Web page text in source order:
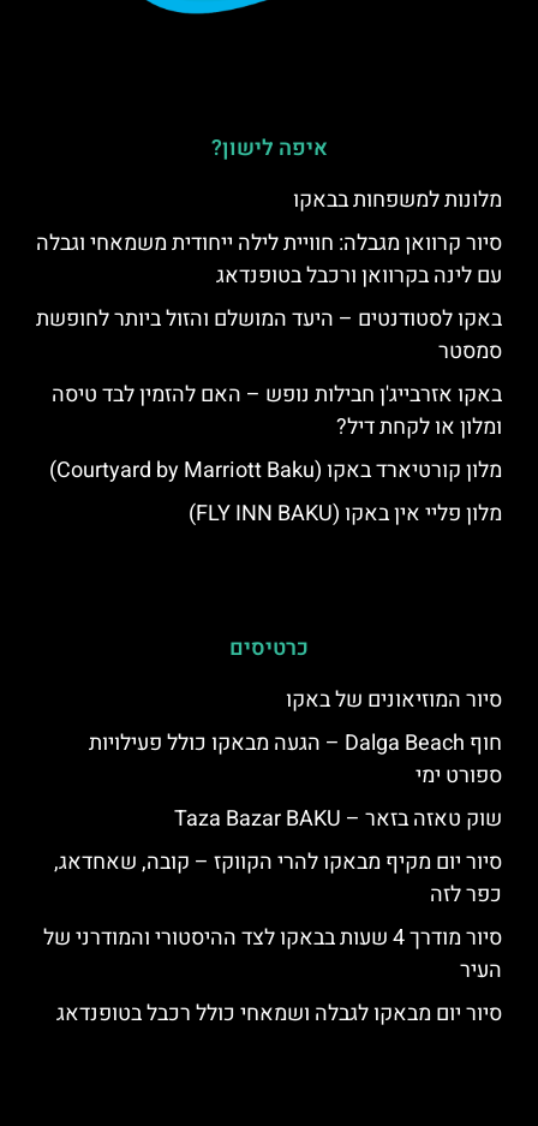
איפה לישון?
מלונות למשפחות בבאקו
סיור קרוואן מגבלה: חוויית לילה ייחודית משמאחי וגבלה
עם לינה בקרוואן ורכבל בטופנדאג
באקו לסטודנטים – היעד המושלם והזול ביותר לחופשת
סמסטר
באקו אזרבייג'ן חבילות נופש – האם להזמין לבד טיסה
ומלון או לקחת דיל?
מלון קורטיארד באקו (Courtyard by Marriott Baku)
מלון פליי אין באקו (FLY INN BAKU)
כרטיסים
סיור המוזיאונים של באקו
חוף Dalga Beach – הגעה מבאקו כולל פעילויות
ספורט ימי
שוק טאזה בזאר – Taza Bazar BAKU
סיור יום מקיף מבאקו להרי הקווקז – קובה, שאחדאג,
כפר לזה
סיור מודרך 4 שעות בבאקו לצד ההיסטורי והמודרני של
העיר
סיור יום מבאקו לגבלה ושמאחי כולל רכבל בטופנדאג